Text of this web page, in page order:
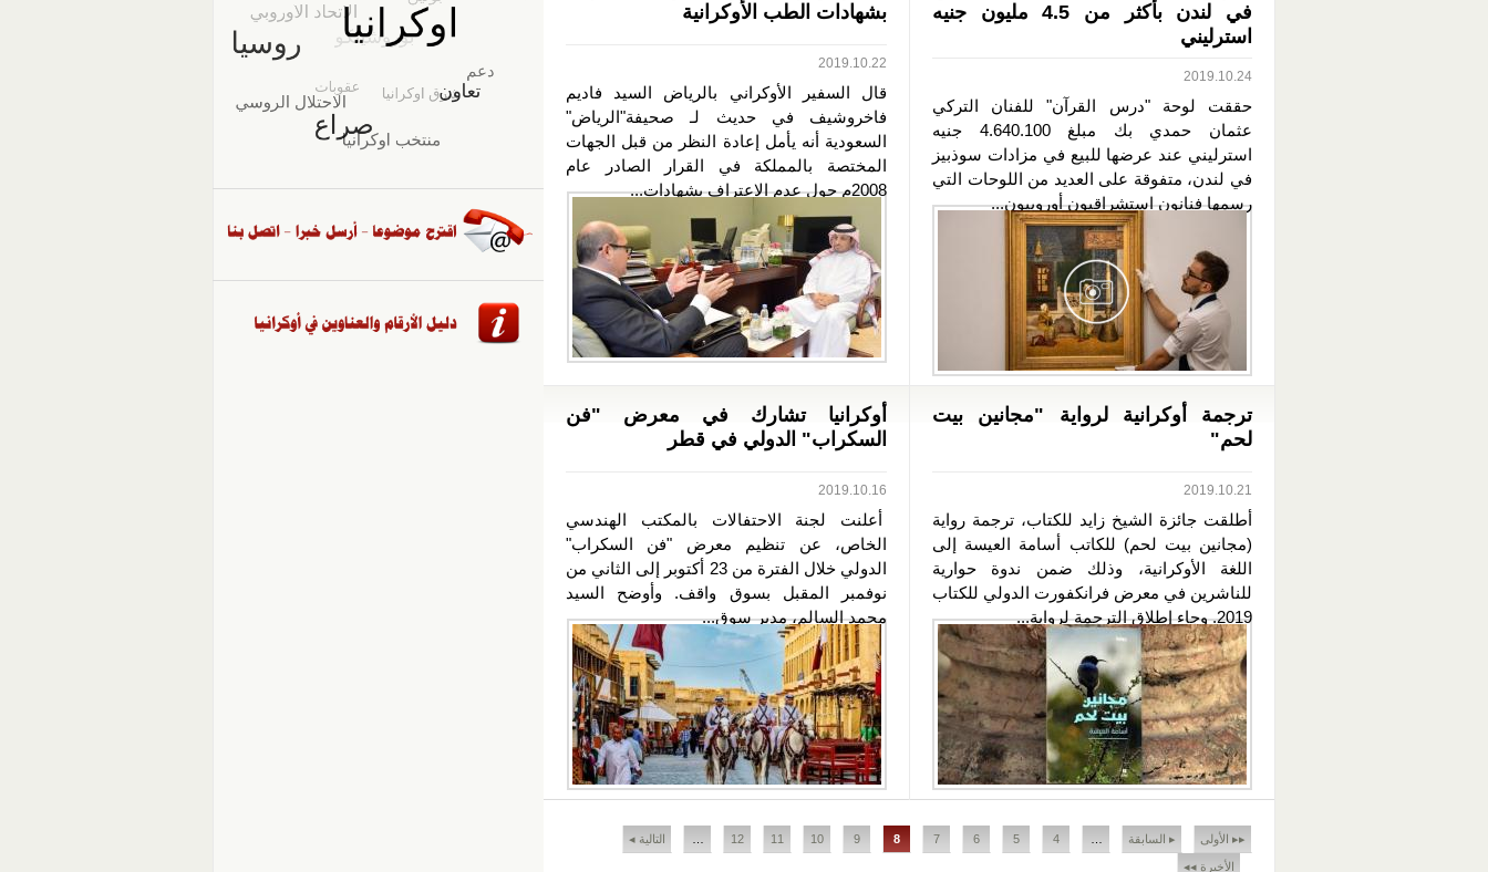
في لندن بأكثر من 4.5 مليون جنيه
استرليني
2019.10.24
حققت لوحة "درس القرآن" للفنان التركي
عثمان حمدي بك مبلغ 4.640.100 جنيه
استرليني عند عرضها للبيع في مزادات سوذبيز
في لندن، متفوقة على العديد من اللوحات التي
رسمها فنانون استشراقيون أوروبيون...
بشهادات الطب الأوكرانية
2019.10.22
قال السفير الأوكراني بالرياض السيد فاديم
فاخروشيف في حديث لـ صحيفة"الرياض"
السعودية أنه يأمل إعادة النظر من قبل الجهات
المختصة بالمملكة في القرار الصادر عام
2008م حول عدم الاعتراف بشهادات...
ترجمة أوكرانية لرواية "مجانين بيت
لحم"
2019.10.21
أطلقت جائزة الشيخ زايد للكتاب، ترجمة رواية
(مجانين بيت لحم) للكاتب أسامة العيسة إلى
اللغة الأوكرانية، وذلك ضمن ندوة حوارية
للناشرين في معرض فرانكفورت الدولي للكتاب
2019. وجاء إطلاق الترجمة لرواية...
أوكرانيا تشارك في معرض "فن
السكراب" الدولي في قطر
2019.10.16
أعلنت لجنة الاحتفالات بالمكتب الهندسي
الخاص، عن تنظيم معرض "فن السكراب"
الدولي خلال الفترة من 23 أكتوبر إلى الثاني من
نوفمبر المقبل بسوق واقف. وأوضح السيد
محمد السالم، مدير سوق...
الصفحات
▸▸ الأولى ▸ السابقة 4
5
6
7
8
9
10
11
12 التالية ◂
الأخيرة ◂◂